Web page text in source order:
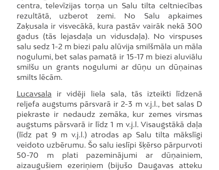
centra, televīzijas torņa un Salu tilta celtniecības
rezultātā, uzberot zemi. No Salu apkaimes
Zaķusala ir visvecākā, kura pastāv vairāk nekā 300
gadus (tās lejasdaļa un vidusdaļa). No virspuses
salu sedz 1-2 m biezi palu alūvija smilšmāla un māla
nogulumi, bet salas pamatā ir 15-17 m biezi aluviālu
smilšu un grants nogulumi ar dūņu un dūņainas
smilts lēcām.
Lucavsala ir vidēji liela sala, tās izteikti līdzenā
reljefa augstums pārsvarā ir 2-3 m v.j.l., bet salas D
piekraste ir nedaudz zemāka, kur zemes virsmas
augstums pārsvarā ir līdz 1 m v.j.l. Visaugstākā daļa
(līdz pat 9 m v.j.l.) atrodas ap Salu tilta mākslīgi
veidoto uzbērumu. Šo salu ieslīpi šķērso pārpurvoti
50-70 m plati pazeminājumi ar dūņainiem,
aizaugušiem ezeriņiem (bijušo Daugavas atteku